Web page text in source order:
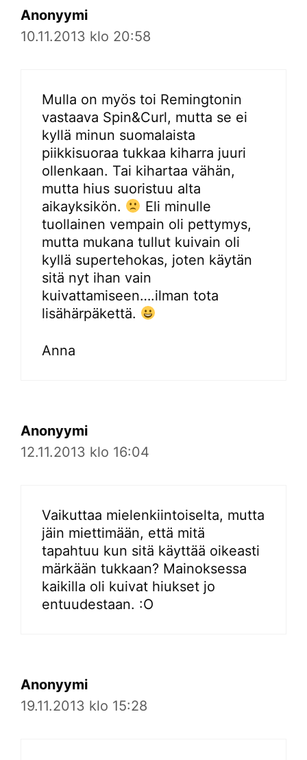
Anonyymi
10.11.2013 klo 20:58
Mulla on myös toi Remingtonin
vastaava Spin&Curl, mutta se ei
kyllä minun suomalaista
piikkisuoraa tukkaa kiharra juuri
ollenkaan. Tai kihartaa vähän,
mutta hius suoristuu alta
aikayksikön.
Eli minulle
tuollainen vempain oli pettymys,
mutta mukana tullut kuivain oli
kyllä supertehokas, joten käytän
sitä nyt ihan vain
kuivattamiseen….ilman tota
lisähärpäkettä.
Anna
Anonyymi
12.11.2013 klo 16:04
Vaikuttaa mielenkiintoiselta, mutta
jäin miettimään, että mitä
tapahtuu kun sitä käyttää oikeasti
märkään tukkaan? Mainoksessa
kaikilla oli kuivat hiukset jo
entuudestaan. :O
Anonyymi
19.11.2013 klo 15:28